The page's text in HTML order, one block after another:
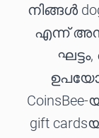
നിങ്ങൾ
എന്ന്
gift